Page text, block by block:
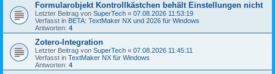
Formularobjekt Kontrollkästchen behält Einstellungen nicht
Letzter Beitrag von SuperTech « 07.08.2026 11:53:19
Verfasst in BETA: TextMaker NX und 2026 für Windows
Antworten: 4
Zotero-Integration
Letzter Beitrag von SuperTech « 07.08.2026 11:45:11
Verfasst in TextMaker NX für Windows
Antworten: 4